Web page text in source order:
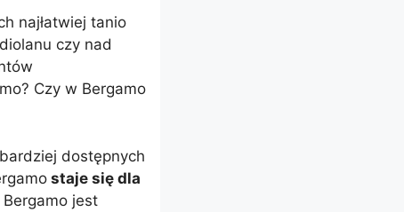
najłatwiej tanio
czy nad
Czy w Bergamo
dostępnych
staje się dla
Bergamo jest